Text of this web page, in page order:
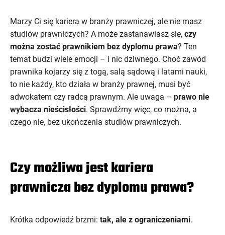
Marzy Ci się kariera w branży prawniczej, ale nie masz
studiów prawniczych? A może zastanawiasz się, czy
można zostać prawnikiem bez dyplomu prawa? Ten
temat budzi wiele emocji – i nic dziwnego. Choć zawód
prawnika kojarzy się z togą, salą sądową i latami nauki,
to nie każdy, kto działa w branży prawnej, musi być
adwokatem czy radcą prawnym. Ale uwaga – prawo nie
wybacza nieścisłości. Sprawdźmy więc, co można, a
czego nie, bez ukończenia studiów prawniczych.
Czy możliwa jest kariera
prawnicza bez dyplomu prawa?
Krótka odpowiedź brzmi: tak, ale z ograniczeniami.